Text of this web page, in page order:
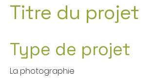
Titre du projet
Type de projet
La photographie